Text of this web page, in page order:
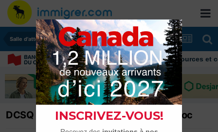
Salle d'attente - échanges de dates
Immigrer au Canada: ressources et conseils
DCSQ 2013-2014 Algérie, Tunisie, Maroc